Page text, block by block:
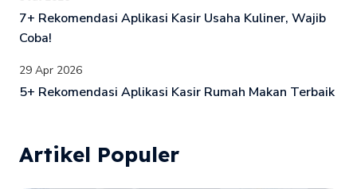
7+ Rekomendasi Aplikasi Kasir Usaha Kuliner, Wajib
Coba!
29 Apr 2026
5+ Rekomendasi Aplikasi Kasir Rumah Makan Terbaik
Artikel Populer